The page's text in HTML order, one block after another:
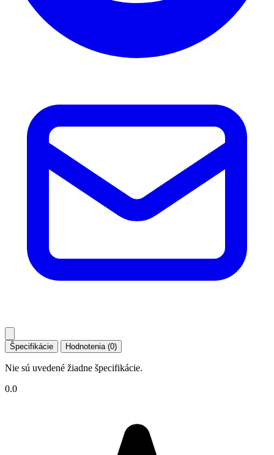
Špecifikácie Hodnotenia (0)
Nie sú uvedené žiadne špecifikácie.
0.0